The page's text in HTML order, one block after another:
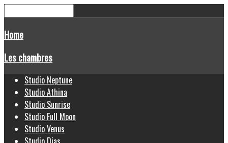
Home
Les chambres
Studio Neptune
Studio Athina
Studio Sunrise
Studio Full Moon
Studio Venus